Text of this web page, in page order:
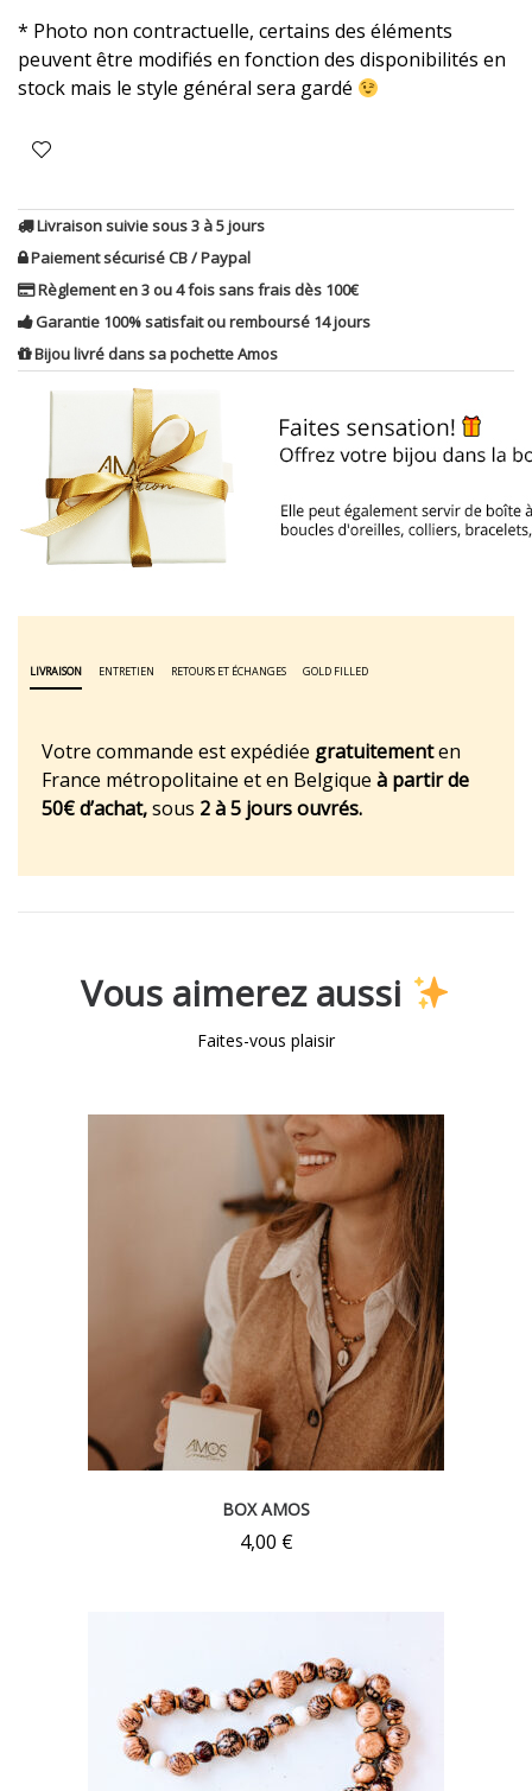
* Photo non contractuelle, certains des éléments
peuvent être modifiés en fonction des disponibilités en
stock mais le style général sera gardé
Livraison suivie sous 3 à 5 jours
Paiement sécurisé CB / Paypal
Règlement en 3 ou 4 fois sans frais dès 100€
Garantie 100% satisfait ou remboursé 14 jours
Bijou livré dans sa pochette Amos
LIVRAISON ENTRETIEN RETOURS ET ÉCHANGES GOLD FILLED
Votre commande est expédiée gratuitementen
France métropolitaine et en Belgique à partir de
50€ d’achat,sous 2 à 5 jours ouvrés.
Vous aimerez aussi
Faites-vous plaisir
BOX AMOS
4,00 €